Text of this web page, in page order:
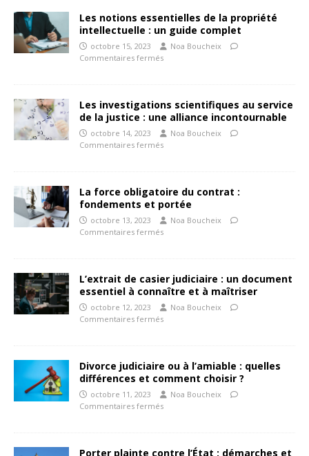
Les notions essentielles de la propriété
intellectuelle : un guide complet
octobre 15, 2023
Noa Boucheix
Commentaires fermés
Les investigations scientifiques au service
de la justice : une alliance incontournable
octobre 14, 2023
Noa Boucheix
Commentaires fermés
La force obligatoire du contrat :
fondements et portée
octobre 13, 2023
Noa Boucheix
Commentaires fermés
L’extrait de casier judiciaire : un document
essentiel à connaître et à maîtriser
octobre 12, 2023
Noa Boucheix
Commentaires fermés
Divorce judiciaire ou à l’amiable : quelles
différences et comment choisir ?
octobre 11, 2023
Noa Boucheix
Commentaires fermés
Porter plainte contre l’État : démarches et